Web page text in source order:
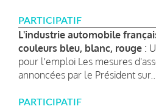
PARTICIPATIF
L'industrie automobile
couleurs bleu, blanc, rouge :
pour l'emploi Les mesures
annoncées par le Président sur...
PARTICIPATIF